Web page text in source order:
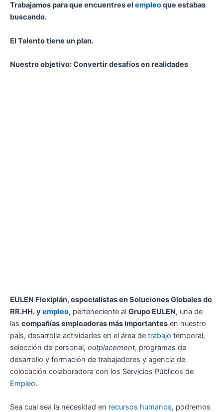
Trabajamos para que encuentres el empleoque estabas
buscando.
El Talento tiene un plan.
Nuestro objetivo: Convertir desafíos en realidades
EULEN Flexiplán, especialistas en Soluciones Globales de
RR.HH. y empleo, perteneciente al Grupo EULEN, una de
las compañías empleadoras más importantes en nuestro
país, desarrolla actividades en el área de trabajo temporal,
selección de personal, outplacement, programas de
desarrollo y formación de trabajadores y agencia de
colocación colaboradora con los Servicios Públicos de
Empleo.
Sea cual sea la necesidad en recursos humanos, podremos